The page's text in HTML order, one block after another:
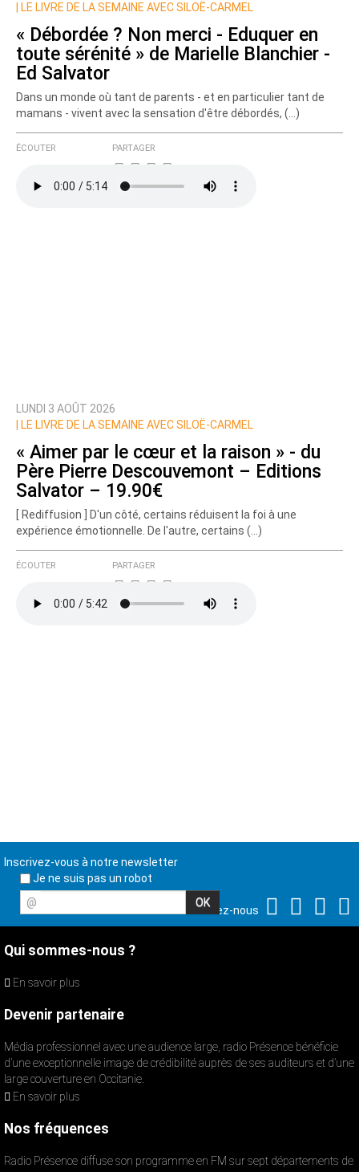
LE LIVRE DE LA SEMAINE AVEC SILOË-CARMEL
« Débordée ? Non merci - Eduquer en
toute sérénité » de Marielle Blanchier -
Ed Salvator
Dans un monde où tant de parents - et en particulier tant de
mamans - vivent avec la sensation d'être débordés, (…)
ÉCOUTER PARTAGER
LUNDI 3 AOÛT 2026
LE LIVRE DE LA SEMAINE AVEC SILOË-CARMEL
« Aimer par le cœur et la raison » - du
Père Pierre Descouvemont – Editions
Salvator – 19.90€
[ Rediffusion ] D'un côté, certains réduisent la foi à une
expérience émotionnelle. De l'autre, certains (…)
ÉCOUTER PARTAGER
Inscrivez-vous à notre newsletter
Je ne suis pas un robot
@
Suivez-nous
Qui sommes-nous ?
En savoir plus
Devenir partenaire
Média professionnel avec une audience large, radio Présence bénéficie
d’une exceptionnelle image de crédibilité auprès de ses auditeurs et d’une
large couverture en Occitanie.
En savoir plus
Nos fréquences
Radio Présence diffuse son programme en FM sur sept départements de